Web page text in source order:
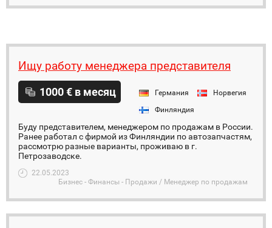
Ищу работу менеджера представителя
1000 € в месяц Германия
Норвегия
Финляндия
Буду представителем, менеджером по продажам в России.
Ранее работал с фирмой из Финляндии по автозапчастям,
рассмотрю разные варианты, проживаю в г.
Петрозаводске.
22.05.2023
Бизнес - Финансы - Продажи / Менеджер по продажам